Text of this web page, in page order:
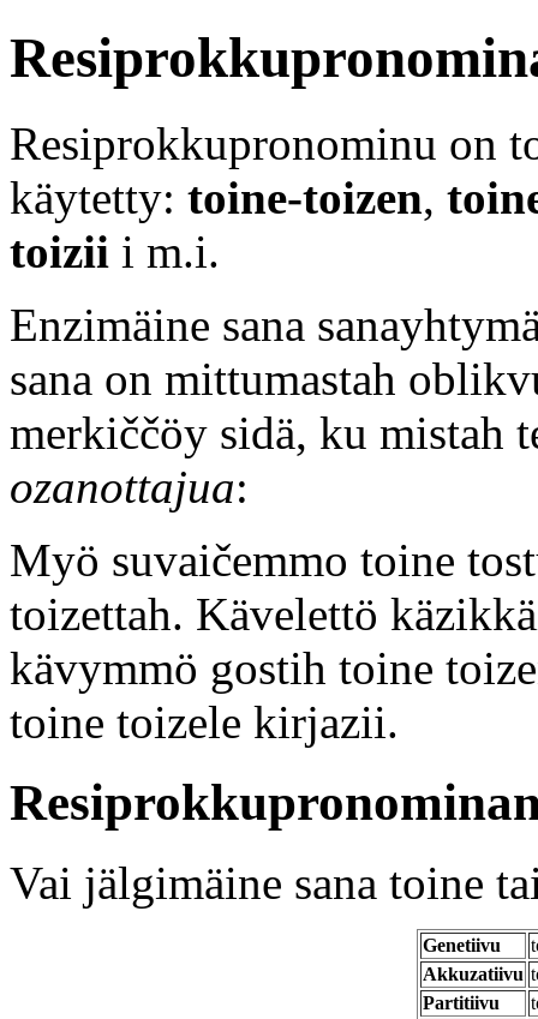
Resiprokkupronominu on
käytetty: toine-toizen,
toizii i m.i.
Enzimäine sana
sana on mittumastah
merkiččöy sidä, ku mistah
ozanottajua:
Myö suvaičemmo toine
toizettah. Kävelettö
kävymmö gostih toine
toine toizele kirjazii.
Vai jälgimäine sana toine
Genetiivu
Akkuzatiivu
Partitiivu